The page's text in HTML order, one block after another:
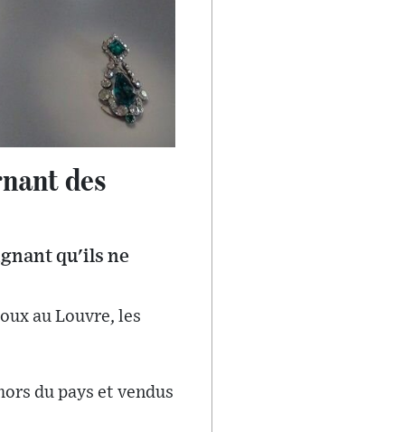
des
qu'ils ne
au Louvre, les
du pays et vendus